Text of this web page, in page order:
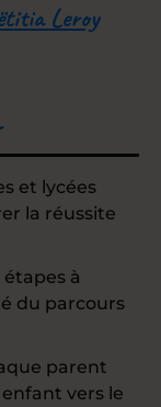
Leroy
et lycées
la réussite
à
du parcours
parent
vers le